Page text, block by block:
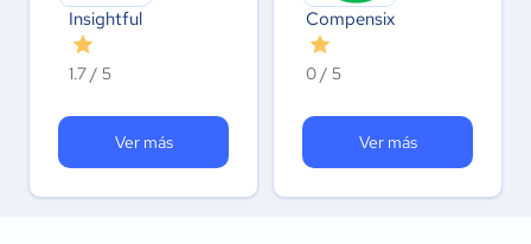
Insightful
1.7 / 5
Ver más
Compensix
0 / 5
Ver más